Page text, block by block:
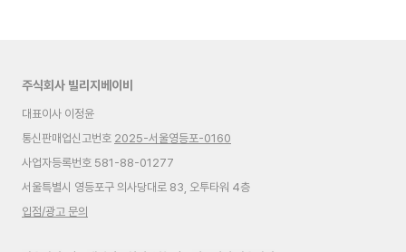
주식회사 빌리지베이비
대표이사 이정윤
통신판매업신고번호 2025-서울영등포-0160
사업자등록번호 581-88-01277
서울특별시 영등포구 의사당대로 83, 오투타워 4층
입점/광고 문의